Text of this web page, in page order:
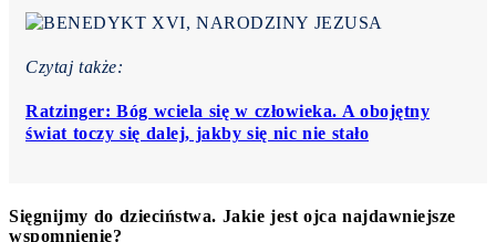
Czytaj także:
Ratzinger: Bóg wciela się w człowieka. A obojętny
świat toczy się dalej, jakby się nic nie stało
Sięgnijmy do dzieciństwa. Jakie jest ojca najdawniejsze
wspomnienie?